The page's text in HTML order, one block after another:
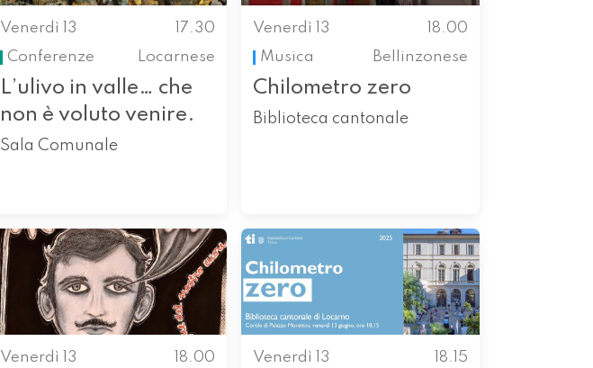
Venerdì 13
17.30
Conferenze
Locarnese
L’ulivo in valle… che
non è voluto venire.
Sala Comunale
Venerdì 13
18.00
Musica
Bellinzonese
Chilometro zero
Biblioteca cantonale
Venerdì 13
18.00
Venerdì 13
18.15